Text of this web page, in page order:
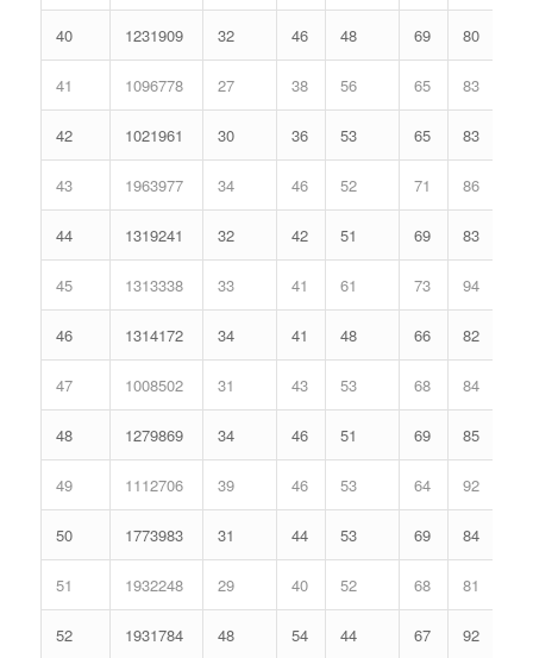
40 1231909 32 46 48 69 80
41 1096778 27 38 56 65 83
42 1021961 30 36 53 65 83
43 1963977 34 46 52 71 86
44 1319241 32 42 51 69 83
45 1313338 33 41 61 73 94
46 1314172 34 41 48 66 82
47 1008502 31 43 53 68 84
48 1279869 34 46 51 69 85
49 1112706 39 46 53 64 92
50 1773983 31 44 53 69 84
51 1932248 29 40 52 68 81
52 1931784 48 54 44 67 92